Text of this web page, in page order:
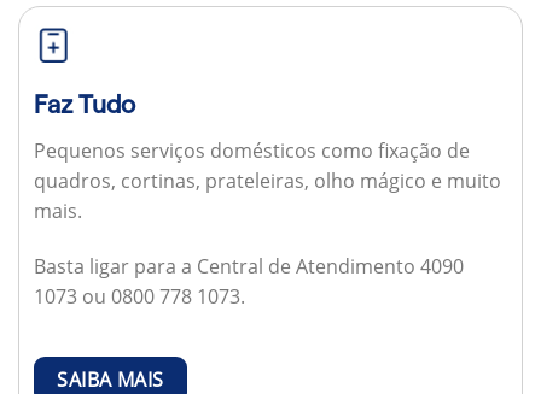
Faz Tudo
Pequenos serviços domésticos como fixação de
quadros, cortinas, prateleiras, olho mágico e muito
mais.
Basta ligar para a Central de Atendimento 4090
1073 ou 0800 778 1073.
SAIBA MAIS